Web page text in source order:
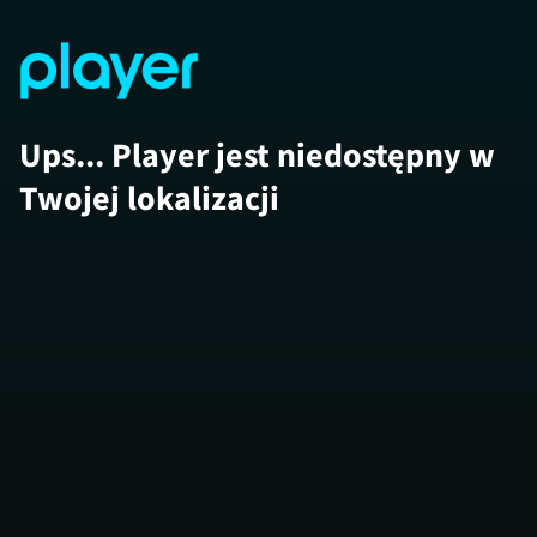
Ups... Player jest niedostępny w
Twojej lokalizacji